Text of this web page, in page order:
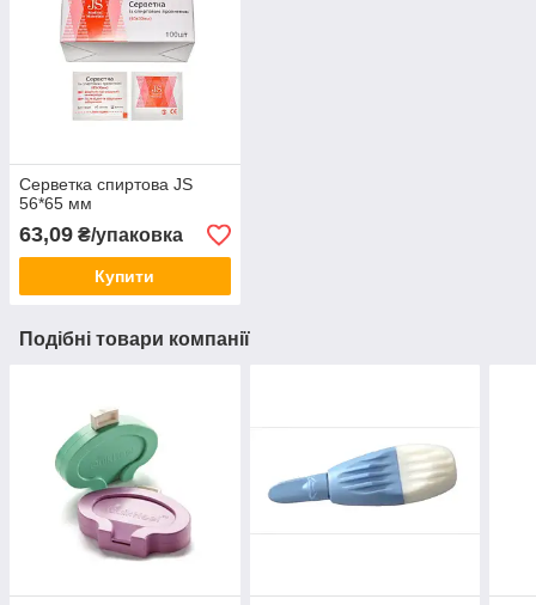
Серветка спиртова JS
56*65 мм
63,09 ₴/упаковка
Купити
Подібні товари компанії